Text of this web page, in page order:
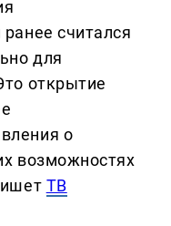
считался
для
открытие
о
возможностях
ТВ